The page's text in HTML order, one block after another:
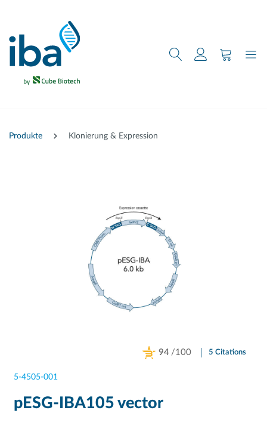
Produkte Klonierung & Expression
94 /100 5 Citations
5-4505-001
pESG-IBA105 vector